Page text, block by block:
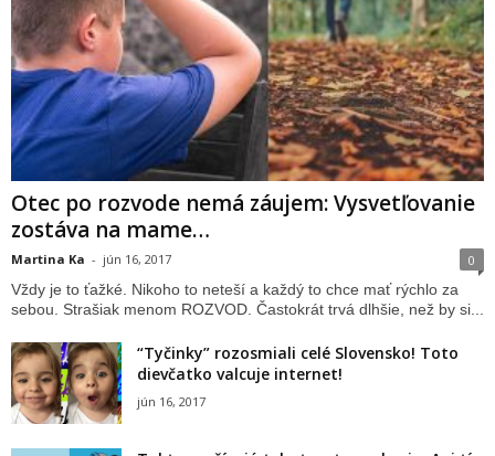
Otec po rozvode nemá záujem: Vysvetľovanie
zostáva na mame…
Martina Ka - jún 16, 2017 0
Vždy je to ťažké. Nikoho to neteší a každý to chce mať rýchlo za
sebou. Strašiak menom ROZVOD. Častokrát trvá dlhšie, než by si...
“Tyčinky” rozosmiali celé Slovensko! Toto
dievčatko valcuje internet!
jún 16, 2017